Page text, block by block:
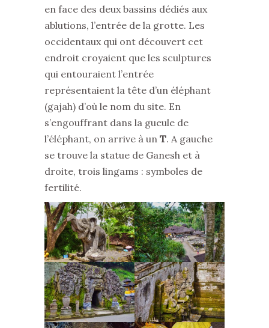
en face des deux bassins dédiés aux
ablutions, l’entrée de la grotte. Les
occidentaux qui ont découvert cet
endroit croyaient que les sculptures
qui entouraient l’entrée
représentaient la tête d’un éléphant
(gajah) d’où le nom du site. En
s’engouffrant dans la gueule de
l’éléphant, on arrive à un T. A gauche
se trouve la statue de Ganesh et à
droite, trois lingams : symboles de
fertilité.